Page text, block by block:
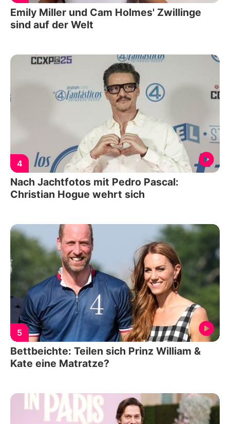
Emily Miller und Cam Holmes' Zwillinge
sind auf der Welt
4
Nach Jachtfotos mit Pedro Pascal:
Christian Hogue wehrt sich
5
Bettbeichte: Teilen sich Prinz William &
Kate eine Matratze?